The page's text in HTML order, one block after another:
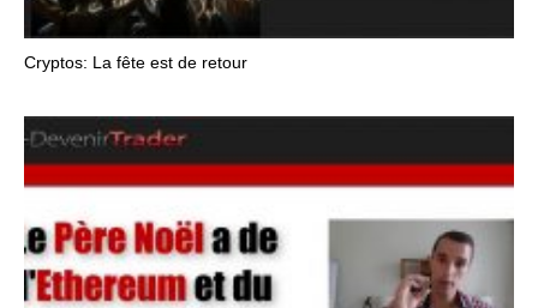
Cryptos: La fête est de retour